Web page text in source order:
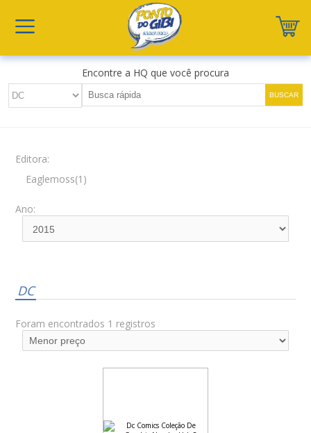
Encontre a HQ que você procura
Editora:
Eaglemoss(1)
Ano:
DC
Foram encontrados 1 registros